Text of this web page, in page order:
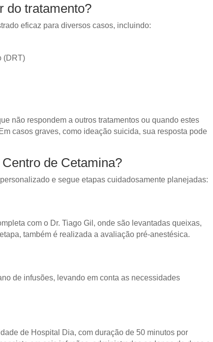
do tratamento?
eficaz para diversos casos, incluindo:
(DRT)
não respondem a outros tratamentos ou quando estes
casos graves, como ideação suicida, sua resposta pode
de Cetamina?
e segue etapas cuidadosamente planejadas:
com o Dr. Tiago Gil, onde são levantadas queixas,
também é realizada a avaliação pré-anestésica.
de infusões, levando em conta as necessidades
de Hospital Dia, com duração de 50 minutos por